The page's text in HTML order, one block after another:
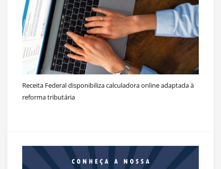
Receita Federal disponibiliza calculadora online adaptada à
reforma tributária